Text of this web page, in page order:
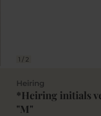
1 / 2
Heiring
*Heiring initials
"M"